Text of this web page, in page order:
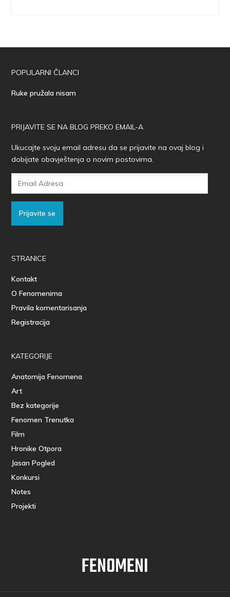
POPULARNI ČLANCI
Ruke pružala nisam
PRIJAVITE SE NA BLOG PREKO EMAIL-A
Ukucajte svoju email adresu da se prijavite na ovaj blog i
dobijate obavještenja o novim postovima.
Prijavite se
STRANICE
Kontakt
O Fenomenima
Pravila komentarisanja
Registracija
KATEGORIJE
Anatomija Fenomena
Art
Bez kategorije
Fenomen Trenutka
Film
Hronike Otpora
Jasan Pogled
Konkursi
Notes
Projekti
FENOMENI